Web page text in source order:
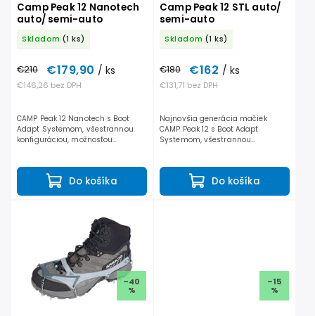
Camp Peak 12 Nanotech
auto/ semi-auto
Skladom (1 ks)
€146,26 bez DPH
€210 €179,90 / ks
Do košíka
CAMP Peak 12 Nanotech s Boot
Adapt Systemom, všestrannou
konfiguráciou, možnosťou
hrotov. 12 hrotové mačky s...
Camp Peak 12 STL auto/
semi-auto
Skladom (1 ks)
€131,71 bez DPH
€180 €162 / ks
Do košíka
Najnovšia generácia mačiek
CAMP Peak 12 s Boot Adapt
Systemom, všestrannou
konštrukciou pre maximálnu
stabilitu a...
–40
%
–15
%